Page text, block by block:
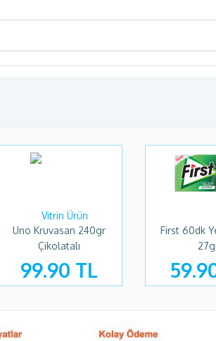
Uno Kruvasan 240gr
Çikolatalı
99.90 TL
First 60dk